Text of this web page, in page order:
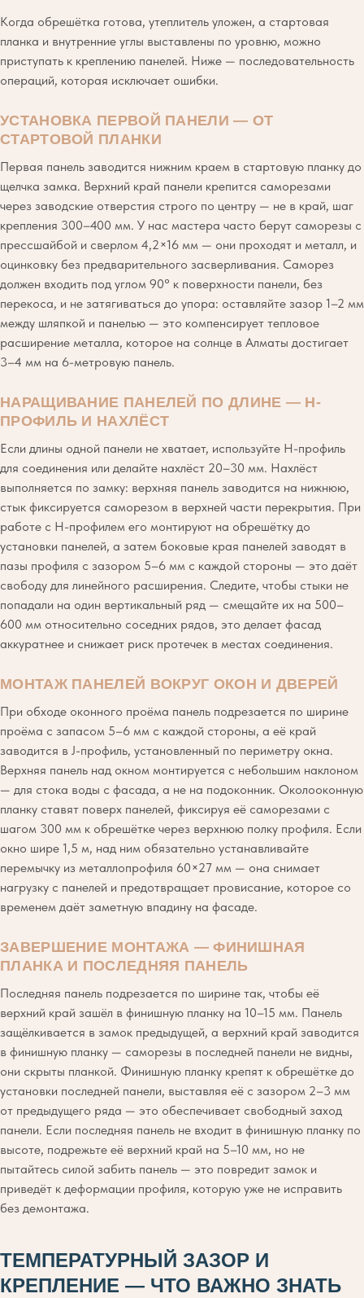
Когда обрешётка готова, утеплитель уложен, а стартовая
планка и внутренние углы выставлены по уровню, можно
приступать к креплению панелей. Ниже — последовательность
операций, которая исключает ошибки.
УСТАНОВКА ПЕРВОЙ ПАНЕЛИ — ОТ
СТАРТОВОЙ ПЛАНКИ
Первая панель заводится нижним краем в стартовую планку до
щелчка замка. Верхний край панели крепится саморезами
через заводские отверстия строго по центру — не в край, шаг
крепления 300–400 мм. У нас мастера часто берут саморезы с
прессшайбой и сверлом 4,2×16 мм — они проходят и металл, и
оцинковку без предварительного засверливания. Саморез
должен входить под углом 90° к поверхности панели, без
перекоса, и не затягиваться до упора: оставляйте зазор 1–2 мм
между шляпкой и панелью — это компенсирует тепловое
расширение металла, которое на солнце в Алматы достигает
3–4 мм на 6-метровую панель.
НАРАЩИВАНИЕ ПАНЕЛЕЙ ПО ДЛИНЕ — Н-
ПРОФИЛЬ И НАХЛЁСТ
Если длины одной панели не хватает, используйте Н-профиль
для соединения или делайте нахлёст 20–30 мм. Нахлёст
выполняется по замку: верхняя панель заводится на нижнюю,
стык фиксируется саморезом в верхней части перекрытия. При
работе с Н-профилем его монтируют на обрешётку до
установки панелей, а затем боковые края панелей заводят в
пазы профиля с зазором 5–6 мм с каждой стороны — это даёт
свободу для линейного расширения. Следите, чтобы стыки не
попадали на один вертикальный ряд — смещайте их на 500–
600 мм относительно соседних рядов, это делает фасад
аккуратнее и снижает риск протечек в местах соединения.
МОНТАЖ ПАНЕЛЕЙ ВОКРУГ ОКОН И ДВЕРЕЙ
При обходе оконного проёма панель подрезается по ширине
проёма с запасом 5–6 мм с каждой стороны, а её край
заводится в J-профиль, установленный по периметру окна.
Верхняя панель над окном монтируется с небольшим наклоном
— для стока воды с фасада, а не на подоконник. Околооконную
планку ставят поверх панелей, фиксируя её саморезами с
шагом 300 мм к обрешётке через верхнюю полку профиля. Если
окно шире 1,5 м, над ним обязательно устанавливайте
перемычку из металлопрофиля 60×27 мм — она снимает
нагрузку с панелей и предотвращает провисание, которое со
временем даёт заметную впадину на фасаде.
ЗАВЕРШЕНИЕ МОНТАЖА — ФИНИШНАЯ
ПЛАНКА И ПОСЛЕДНЯЯ ПАНЕЛЬ
Последняя панель подрезается по ширине так, чтобы её
верхний край зашёл в финишную планку на 10–15 мм. Панель
защёлкивается в замок предыдущей, а верхний край заводится
в финишную планку — саморезы в последней панели не видны,
они скрыты планкой. Финишную планку крепят к обрешётке до
установки последней панели, выставляя её с зазором 2–3 мм
от предыдущего ряда — это обеспечивает свободный заход
панели. Если последняя панель не входит в финишную планку по
высоте, подрежьте её верхний край на 5–10 мм, но не
пытайтесь силой забить панель — это повредит замок и
приведёт к деформации профиля, которую уже не исправить
без демонтажа.
ТЕМПЕРАТУРНЫЙ ЗАЗОР И
КРЕПЛЕНИЕ — ЧТО ВАЖНО ЗНАТЬ